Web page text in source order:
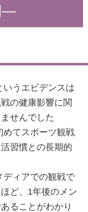
―
うエビデンスは
の健康影響に関
せんでした
てスポーツ観戦
習慣との長期的
ィアでの観戦で
ど、1年後のメン
ることがわかり